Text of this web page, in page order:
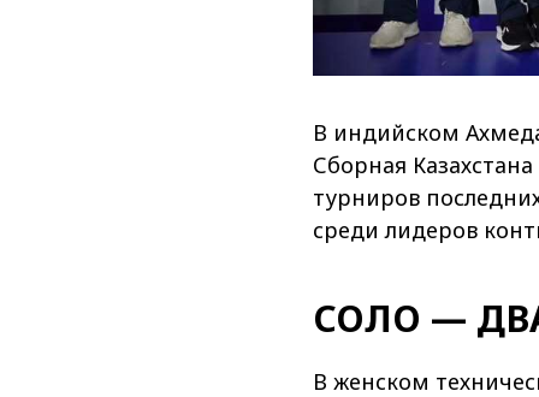
В индийском
Сборная
турниров
среди лидеров
СОЛО —
В женском